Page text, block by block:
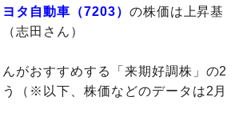
ヨタ自動車（7203） の株価は上昇基
志田さん）
がおすすめする「来期好調株」の2
（※以下、株価などのデータは2月